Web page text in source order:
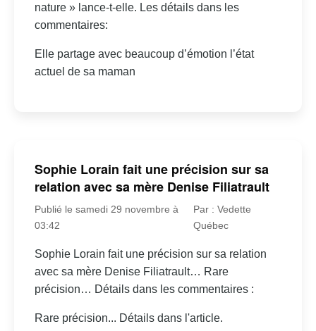
nature » lance-t-elle. Les détails dans les
commentaires:
Elle partage avec beaucoup d’émotion l’état
actuel de sa maman
Sophie Lorain fait une précision sur sa
relation avec sa mère Denise Filiatrault
Publié le samedi 29 novembre à
03:42
Par : Vedette
Québec
Sophie Lorain fait une précision sur sa relation
avec sa mère Denise Filiatrault… Rare
précision… Détails dans les commentaires :
Rare précision... Détails dans l'article.